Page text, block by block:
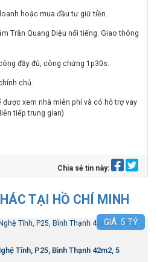
hoặc mua đầu tư giữ tiền.
Trần Quang Diệu nổi tiếng. Giao thông
đầy đủ, công chứng 1p30s.
chủ.
xem nhà miễn phí và có hỗ trợ vay
tiếp trung gian)
Chia sẻ tin này:
TẠI HỒ CHÍ MINH
GIÁ:5TỶ
Tĩnh, P25, Bình Thạnh 42m2, 5